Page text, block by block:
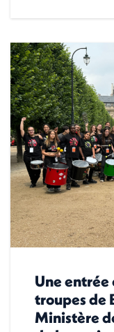
Une entrée
troupes de
Ministère